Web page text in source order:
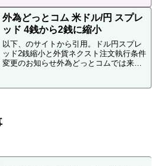
ですが、手動取引のインヴァスト証券
FX24とは...
外為どっとコム 米ドル/円 スプレ
ッド 4銭から2銭に縮小
以下、のサイトから引用。ドル円スプレ
ッド2銭縮小と外貨ネクスト注文執行条件
変更のお知らせ外為どっとコムでは来た